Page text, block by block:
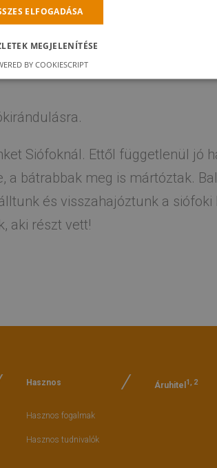
Siófoknál. Ettől függetlenül jó
bátrabbak meg is mártóztak.
és visszahajóztunk a siófoki
aki részt vett!
Hasznos
Hasznos fogalmak
Hasznos tudnivalók
Áruhitel 1, 2
ELFOGADÁSA
MEGJELENÍTÉSE
BY COOKIESCRIPT